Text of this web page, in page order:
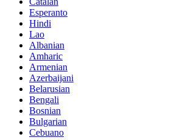
Esperanto
Hindi
Lao
Albanian
Amharic
Armenian
Azerbaijani
Belarusian
Bengali
Bosnian
Bulgarian
Cebuano